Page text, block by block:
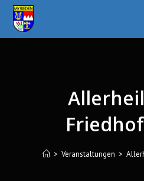
Zum
Inhalt
springen
> Veranstaltungen >